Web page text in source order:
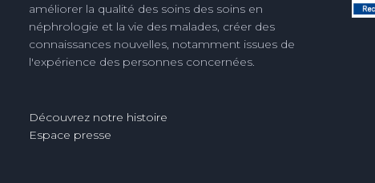
améliorer la qualité des soins des soins en
néphrologie et la vie des malades, créer des
connaissances nouvelles, notamment issues de
l'expérience des personnes concernées.
Découvrez notre histoire
Espace presse